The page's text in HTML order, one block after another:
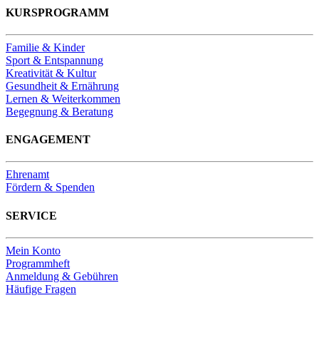
KURSPROGRAMM
Familie & Kinder
Sport & Entspannung
Kreativität & Kultur
Gesundheit & Ernährung
Lernen & Weiterkommen
Begegnung & Beratung
ENGAGEMENT
Ehrenamt
Fördern & Spenden
SERVICE
Mein Konto
Programmheft
Anmeldung & Gebühren
Häufige Fragen